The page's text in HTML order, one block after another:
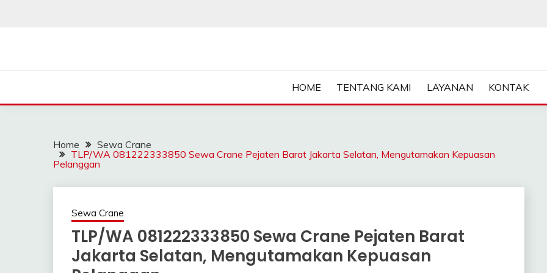
HOME TENTANG KAMI LAYANAN KONTAK
Home
Sewa Crane
TLP/WA 081222333850 Sewa Crane Pejaten Barat Jakarta Selatan, Mengutamakan Kepuasan
Pelanggan
Sewa Crane
TLP/WA 081222333850 Sewa Crane Pejaten Barat
Jakarta Selatan, Mengutamakan Kepuasan